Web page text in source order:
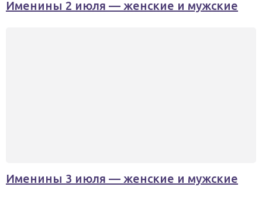
Именины 2 июля — женские и мужские
Именины 3 июля — женские и мужские